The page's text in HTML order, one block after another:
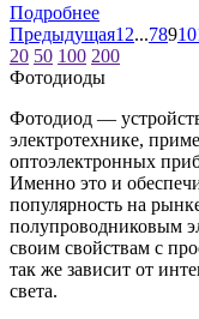
Подробнее
Предыдущая1 2...78910
20 50 100 200
Фотодиоды
Фотодиод —
электротехнике,
оптоэлектронных
Именно это и
популярность на
полупроводниковым
своим свойствам с
так же зависит от
света.